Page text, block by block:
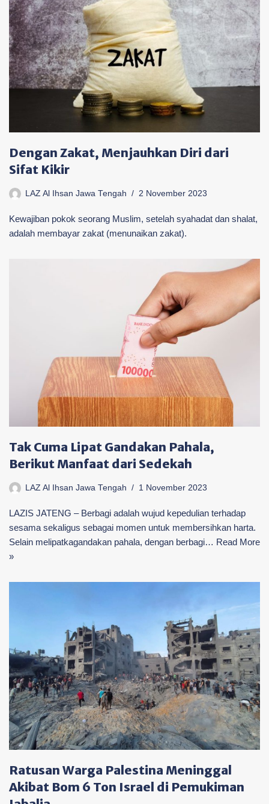
Dengan Zakat, Menjauhkan Diri dari
Sifat Kikir
LAZ Al Ihsan Jawa Tengah 2 November 2023
Kewajiban pokok seorang Muslim, setelah syahadat dan shalat,
adalah membayar zakat (menunaikan zakat).
Tak Cuma Lipat Gandakan Pahala,
Berikut Manfaat dari Sedekah
LAZ Al Ihsan Jawa Tengah 1 November 2023
LAZIS JATENG – Berbagi adalah wujud kepedulian terhadap
sesama sekaligus sebagai momen untuk membersihkan harta.
Selain melipatkagandakan pahala, dengan berbagi… Read More
»
Ratusan Warga Palestina Meninggal
Akibat Bom 6 Ton Israel di Pemukiman